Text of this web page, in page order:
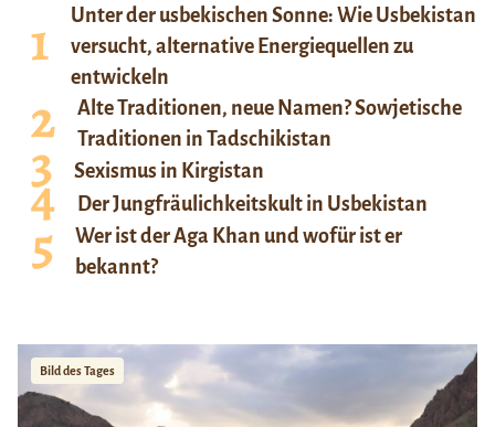
Unter der usbekischen Sonne: Wie Usbekistan
versucht, alternative Energiequellen zu
entwickeln
Alte Traditionen, neue Namen? Sowjetische
Traditionen in Tadschikistan
Sexismus in Kirgistan
Der Jungfräulichkeitskult in Usbekistan
Wer ist der Aga Khan und wofür ist er
bekannt?
Bild des Tages